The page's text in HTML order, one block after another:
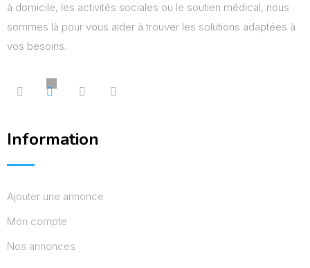
à domicile, les activités sociales ou le soutien médical, nous
sommes là pour vous aider à trouver les solutions adaptées à
vos besoins.
Information
Ajouter une annonce
Mon compte
Nos annonces